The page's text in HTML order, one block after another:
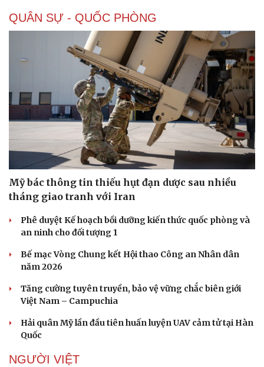
QUÂN SỰ - QUỐC PHÒNG
Mỹ bác thông tin thiếu hụt đạn dược sau nhiều
tháng giao tranh với Iran
Phê duyệt Kế hoạch bồi dưỡng kiến thức quốc phòng và
an ninh cho đối tượng 1
Bế mạc Vòng Chung kết Hội thao Công an Nhân dân
năm 2026
Tăng cường tuyên truyền, bảo vệ vững chắc biên giới
Việt Nam – Campuchia
Hải quân Mỹ lần đầu tiên huấn luyện UAV cảm tử tại Hàn
Quốc
NGƯỜI VIỆT